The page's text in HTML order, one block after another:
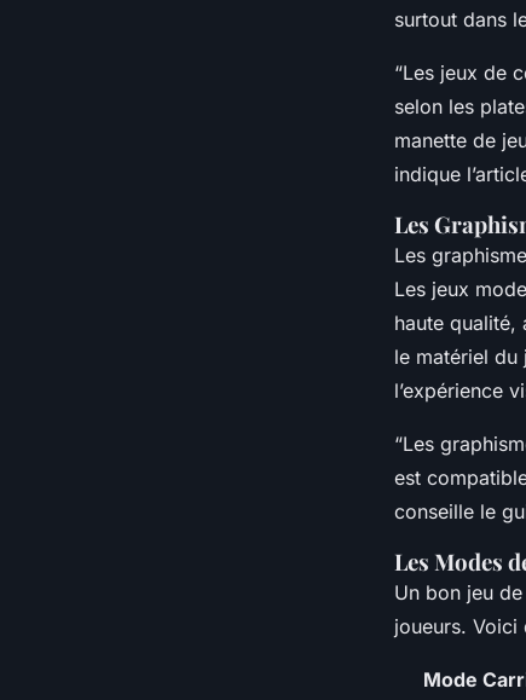
surtout dans
“Les jeux de
selon les
manette de
indique
Les
Les
Les jeux
haute qualité,
le matériel
l’expérience
“Les
est
conseille le
Les Modes
Un bon jeu
joueurs. Voici
Mode